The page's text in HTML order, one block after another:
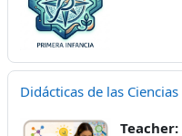
Didácticas de las Ciencias
Teacher: